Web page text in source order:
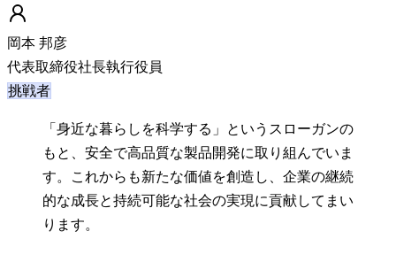
岡本 邦彦
代表取締役社長執行役員
挑戦者
「身近な暮らしを科学する」というスローガンの
もと、安全で高品質な製品開発に取り組んでいま
す。これからも新たな価値を創造し、企業の継続
的な成長と持続可能な社会の実現に貢献してまい
ります。